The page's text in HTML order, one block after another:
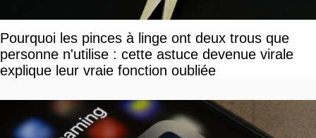
Pourquoi les pinces à linge ont deux trous que
personne n'utilise : cette astuce devenue virale
explique leur vraie fonction oubliée